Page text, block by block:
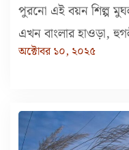
পুরনো এই বয়ন শিল্প
এখন বাংলার হাওড়া,
অক্টোবর ১০, ২০২৫